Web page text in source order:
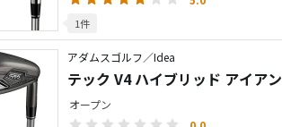
1件
アダムスゴルフ／Idea
テック V4 ハイブリッド アイアン
オープン